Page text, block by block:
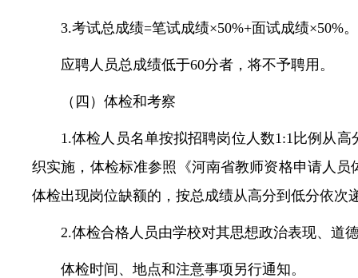
3.考试总成绩=笔试成绩×50%+面试成绩×50%。
应聘人员总成绩低于60分者，将不予聘用。
（四）体检和考察
1.体检人员名单按拟招聘岗位人数1:1比例从
织实施，体检标准参照《河南省教师资格申请人
体检出现岗位缺额的，按总成绩从高分到低分依次
2.体检合格人员由学校对其思想政治表现、道
体检时间、地点和注意事项另行通知。